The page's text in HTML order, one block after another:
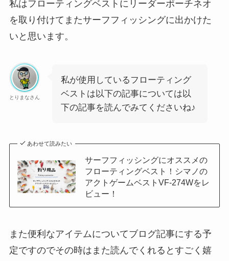
私はフローティングベストにリーダーポーチネオ
を取り付けてまたサーフフィッシングに出かけた
いと思います。
とりまなさん
私が使用しているフローティング
ベストは以下の記事については以
下の記事を読んでみてくださいね♪
あわせて読みたい
サーフフィッシングにオススメの
フローティングベスト！シマノの
アクトゲームベストVF-274Wをレ
ビュー！
また便利なアイテムについてブログ記事にする予
定ですのでその時はまた読んでくれるとすごく嬉